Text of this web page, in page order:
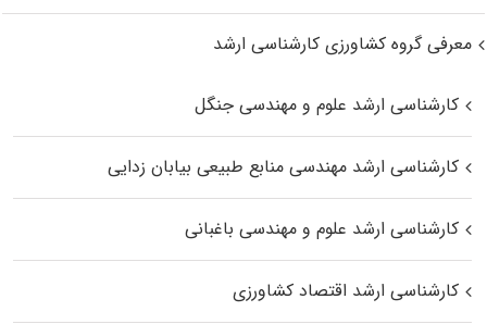
معرفی گروه کشاورزی کارشناسی ارشد
کارشناسی ارشد علوم و مهندسی جنگل
کارشناسی ارشد مهندسی منابع طبیعی بیابان زدایی
کارشناسی ارشد علوم و مهندسی باغبانی
کارشناسی ارشد اقتصاد کشاورزی